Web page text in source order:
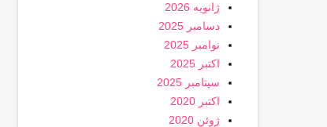
ژانویه 2026
دسامبر 2025
نوامبر 2025
اکتبر 2025
سپتامبر 2025
اکتبر 2020
ژوئن 2020